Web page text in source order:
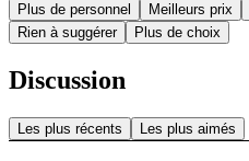
Plus de personnel Meilleurs prix
Rien à suggérer
Plus de choix
Discussion
Les plus récents Les plus aimés